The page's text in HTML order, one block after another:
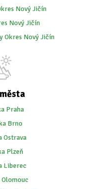
Nový Jičín
Nový Jičín
Okres Nový Jičín
Praha
Brno
Ostrava
Plzeň
Liberec
Olomouc